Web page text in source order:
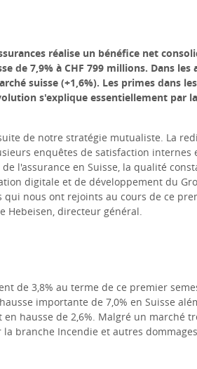
réalise un bénéfice net
7,9% à CHF 799 millions. Dans les
suisse (+1,6%). Les primes dans
s'explique essentiellement par
de notre stratégie mutualiste. La
enquêtes de satisfaction
l'assurance en Suisse, la qualité
digitale et de développement du
nous ont rejoints au cours de ce
Hebeisen, directeur général.
de 3,8% au terme de ce premier
importante de 7,0% en Suisse
hausse de 2,6%. Malgré un marché
branche Incendie et autres